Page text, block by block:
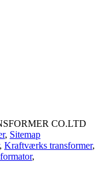
CO.LTD
, Sitemap
, Kraftværks transformer,
,